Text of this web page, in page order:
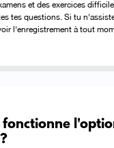
et des exercices
tes questions. Si tu
l'enregistrement à tout